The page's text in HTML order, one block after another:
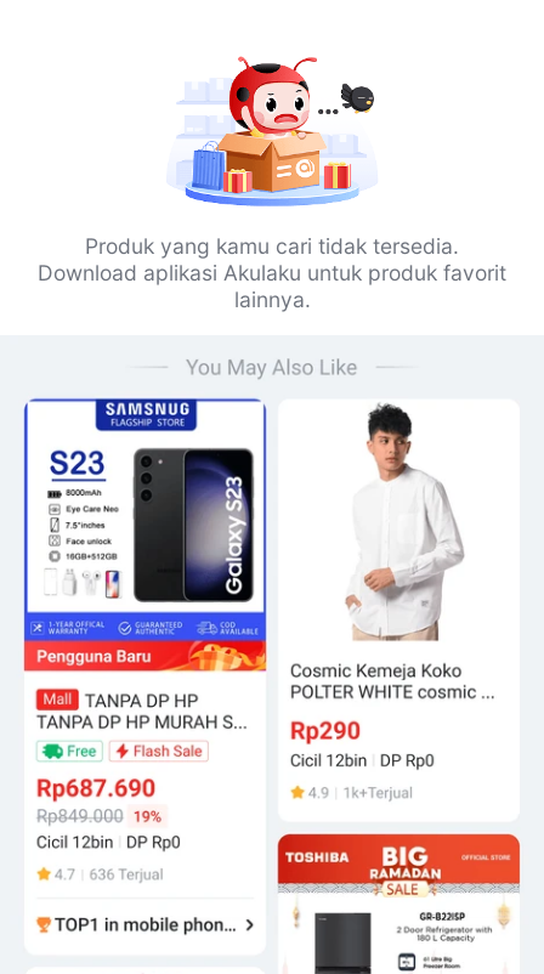
Produk yang kamu cari tidak tersedia.
Download aplikasi Akulaku untuk produk favorit
lainnya.